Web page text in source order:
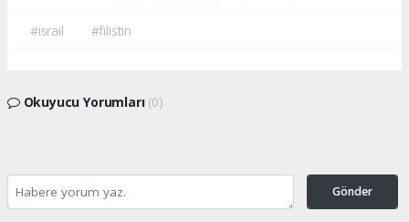
#israil #filistin
Okuyucu Yorumları (0)
Gönder